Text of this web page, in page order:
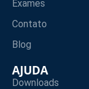
Exames
Contato
Blog
AJUDA
Downloads